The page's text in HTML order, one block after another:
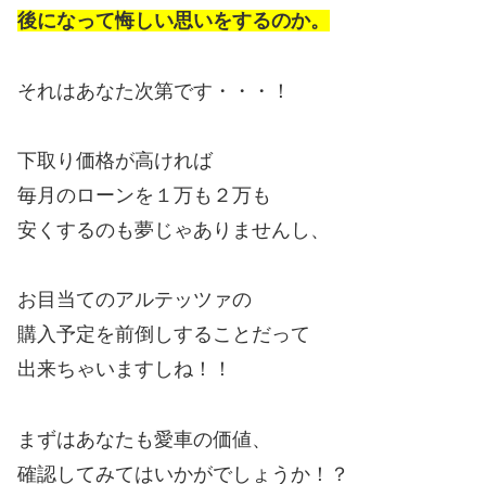
後になって悔しい思いをするのか。
それはあなた次第です・・・！
下取り価格が高ければ
毎月のローンを１万も２万も
安くするのも夢じゃありませんし、
お目当てのアルテッツァの
購入予定を前倒しすることだって
出来ちゃいますしね！！
まずはあなたも愛車の価値、
確認してみてはいかがでしょうか！？